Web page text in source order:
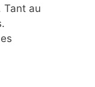
Tant au